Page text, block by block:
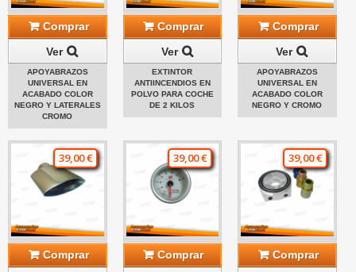
Comprar
Ver
APOYABRAZOS
UNIVERSAL EN
ACABADO COLOR
NEGRO Y LATERALES
CROMO
Comprar
Ver
EXTINTOR
ANTIINCENDIOS EN
POLVO PARA COCHE
DE 2 KILOS
Comprar
Ver
APOYABRAZOS
UNIVERSAL EN
ACABADO COLOR
NEGRO Y CROMO
39,00 €
Comprar
39,00 €
Comprar
39,00 €
Comprar